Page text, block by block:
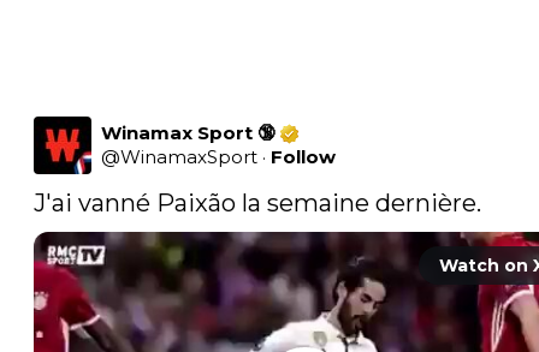
Winamax Sport 🔞
@WinamaxSport · Follow
J'ai vanné Paixão la semaine dernière.
Watch on